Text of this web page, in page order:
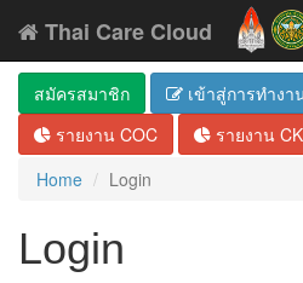
Thai Care Cloud
สมัครสมาชิก เข้าสู่การทำงา
รายงาน COC
รายงาน
Home
Login
Login